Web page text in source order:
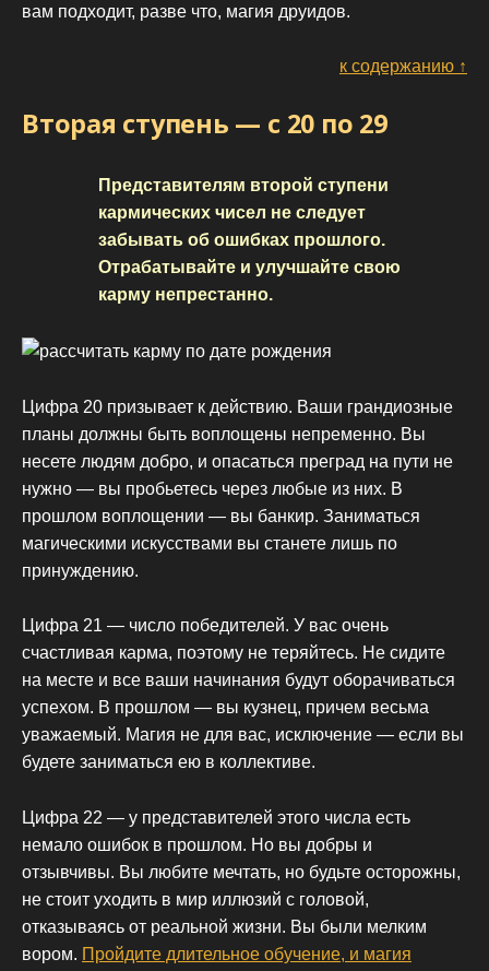
вам подходит, разве что, магия друидов.
к содержанию ↑
Вторая ступень — с 20 по 29
Представителям второй ступени
кармических чисел не следует
забывать об ошибках прошлого.
Отрабатывайте и улучшайте свою
карму непрестанно.
Цифра 20 призывает к действию. Ваши грандиозные
планы должны быть воплощены непременно. Вы
несете людям добро, и опасаться преград на пути не
нужно — вы пробьетесь через любые из них. В
прошлом воплощении — вы банкир. Заниматься
магическими искусствами вы станете лишь по
принуждению.
Цифра 21 — число победителей. У вас очень
счастливая карма, поэтому не теряйтесь. Не сидите
на месте и все ваши начинания будут оборачиваться
успехом. В прошлом — вы кузнец, причем весьма
уважаемый. Магия не для вас, исключение — если вы
будете заниматься ею в коллективе.
Цифра 22 — у представителей этого числа есть
немало ошибок в прошлом. Но вы добры и
отзывчивы. Вы любите мечтать, но будьте осторожны,
не стоит уходить в мир иллюзий с головой,
отказываясь от реальной жизни. Вы были мелким
вором. Пройдите длительное обучение, и магия